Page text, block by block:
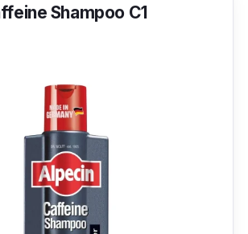
ini dapat melindungi rambut
terus dari terkena sinaran
Shampoo C1